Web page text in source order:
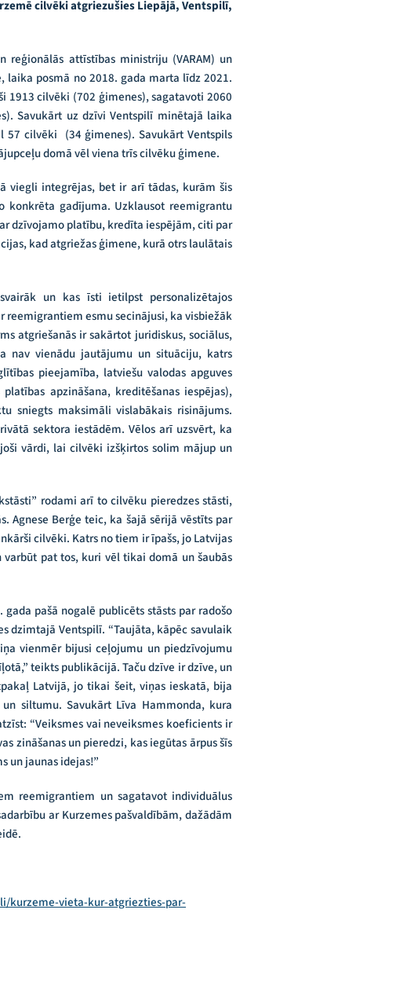
cilvēki atgriezušies Liepājā, Ventspilī,
reģionālās attīstības ministriju (VARAM) un
laika posmā no 2018. gada marta līdz 2021.
1913 cilvēki (702 ģimenes), sagatavoti 2060
Savukārt uz dzīvi Ventspilī minētajā laika
57 cilvēki (34 ģimenes). Savukārt Ventspils
domā vēl viena trīs cilvēku ģimene.
viegli integrējas, bet ir arī tādas, kurām šis
konkrēta gadījuma. Uzklausot reemigrantu
dzīvojamo platību, kredīta iespējām, citi par
kad atgriežas ģimene, kurā otrs laulātais
un kas īsti ietilpst personalizētajos
reemigrantiem esmu secinājusi, ka visbiežāk
atgriešanās ir sakārtot juridiskus, sociālus,
nav vienādu jautājumu un situāciju, katrs
pieejamība, latviešu valodas apguves
apzināšana, kreditēšanas iespējas),
sniegts maksimāli vislabākais risinājums.
sektora iestādēm. Vēlos arī uzsvērt, ka
vārdi, lai cilvēki izšķirtos solim mājup un
rodami arī to cilvēku pieredzes stāsti,
Agnese Berģe teic, ka šajā sērijā vēstīts par
cilvēki. Katrs no tiem ir īpašs, jo Latvijas
pat tos, kuri vēl tikai domā un šaubās
pašā nogalē publicēts stāsts par radošo
dzimtajā Ventspilī. “Taujāta, kāpēc savulaik
vienmēr bijusi ceļojumu un piedzīvojumu
teikts publikācijā. Taču dzīve ir dzīve, un
Latvijā, jo tikai šeit, viņas ieskatā, bija
siltumu. Savukārt Līva Hammonda, kura
“Veiksmes vai neveiksmes koeficients ir
zināšanas un pieredzi, kas iegūtas ārpus šīs
un jaunas idejas!”
reemigrantiem un sagatavot individuālus
ar Kurzemes pašvaldībām, dažādām
kurzeme-vieta-kur-atgriezties-par-